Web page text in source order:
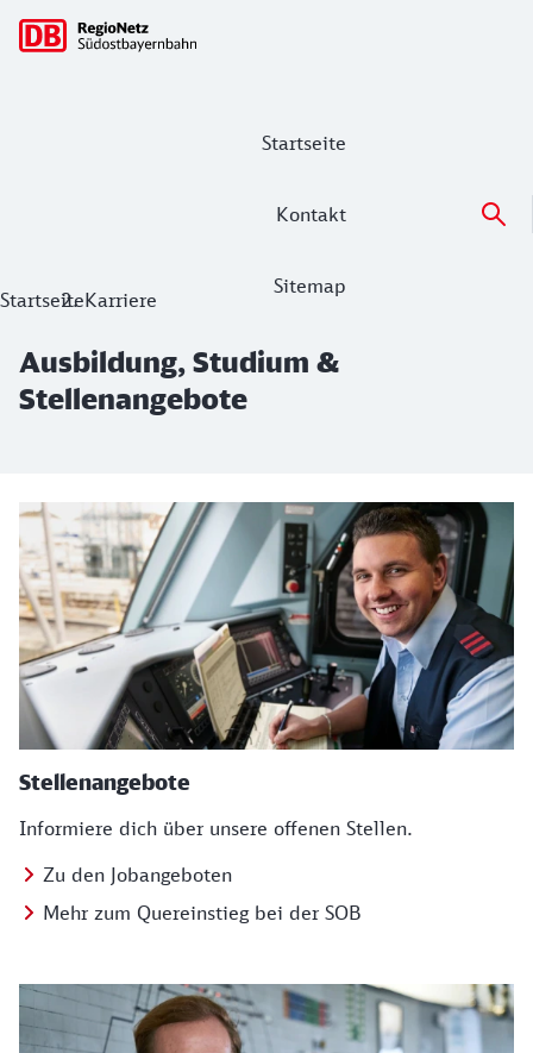
Startseite
Kontakt
Sitemap
Hauptnavigation
Ausbildung, Studium &
StartseiteKarriere
Ausbildung, Studium &
Stellenangebote
Stellenangebote
Informiere dich über unsere offenen Stellen.
Zu den Jobangeboten
Mehr zum Quereinstieg bei der SOB